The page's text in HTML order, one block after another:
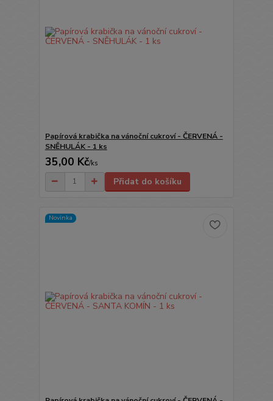
Papírová krabička na vánoční cukroví - ČERVENÁ -
SNĚHULÁK - 1 ks
35,00 Kč/ks
Přidat do košíku
Novinka